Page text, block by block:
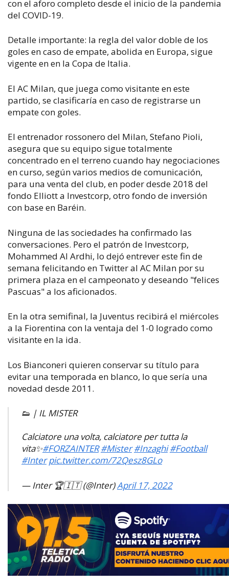
con el aforo completo desde el inicio de la pandemia
del COVID-19.
Detalle importante: la regla del valor doble de los
goles en caso de empate, abolida en Europa, sigue
vigente en en la Copa de Italia.
El AC Milan, que juega como visitante en este
partido, se clasificaría en caso de registrarse un
empate con goles.
El entrenador rossonero del Milan, Stefano Pioli,
asegura que su equipo sigue totalmente
concentrado en el terreno cuando hay negociaciones
en curso, según varios medios de comunicación,
para una venta del club, en poder desde 2018 del
fondo Elliott a Investcorp, otro fondo de inversión
con base en Baréin.
Ninguna de las sociedades ha confirmado las
conversaciones. Pero el patrón de Investcorp,
Mohammed Al Ardhi, lo dejó entrever este fin de
semana felicitando en Twitter al AC Milan por su
primera plaza en el campeonato y deseando "felices
Pascuas" a los aficionados.
En la otra semifinal, la Juventus recibirá el miércoles
a la Fiorentina con la ventaja del 1-0 logrado como
visitante en la ida.
Los Bianconeri quieren conservar su título para
evitar una temporada en blanco, lo que sería una
novedad desde 2011.
👟 | IL MISTER
Calciatore una volta, calciatore per tutta la
vita✨#FORZAINTER #Mister #Inzaghi #Football
#Inter pic.twitter.com/72Qesz8GLo
— Inter 🏆🇮🇹 (@Inter)April 17, 2022